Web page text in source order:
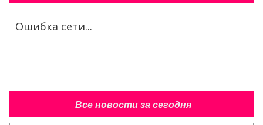
Ошибка сети...
Все новости за сегодня